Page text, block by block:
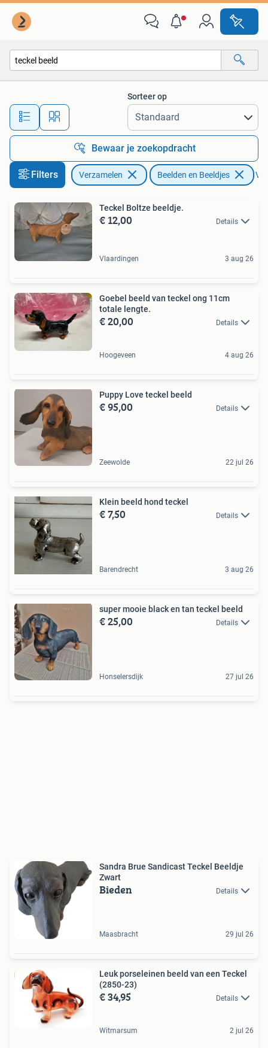
Alle afstanden…
Sorteer op
Bewaar je zoekopdracht
Filters Verzamelen Beelden en Beeldjes
Teckel Boltze beeldje.
€ 12,00 Details
Vlaardingen 3 aug 26
Goebel beeld van teckel ong 11cm
totale lengte.
€ 20,00 Details
Hoogeveen 4 aug 26
Puppy Love teckel beeld
€ 95,00 Details
Zeewolde 22 jul 26
Klein beeld hond teckel
€ 7,50 Details
Barendrecht 3 aug 26
super mooie black en tan teckel beeld
€ 25,00 Details
Honselersdijk 27 jul 26
Sandra Brue Sandicast Teckel Beeldje
Zwart
Bieden Details
Maasbracht 29 jul 26
Leuk porseleinen beeld van een Teckel
(2850-23)
€ 34,95 Details
Witmarsum 2 jul 26